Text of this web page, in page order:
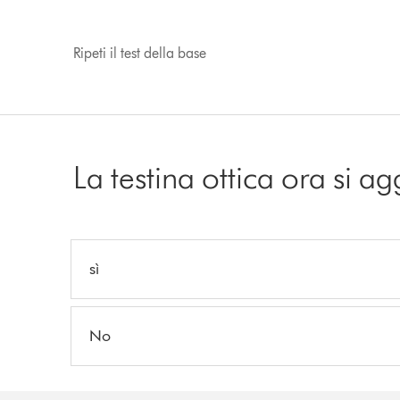
Ripeti il ​​test della base
La testina ottica ora si
sì
No